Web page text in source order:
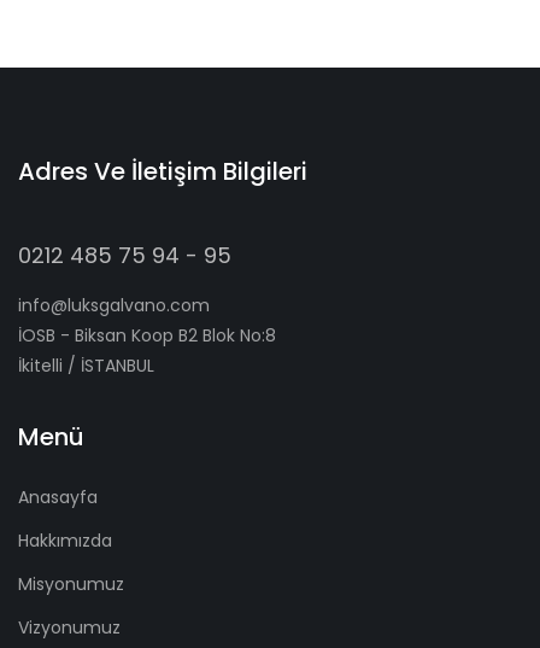
Adres Ve İletişim Bilgileri
0212 485 75 94 - 95
info@luksgalvano.com
İOSB - Biksan Koop B2 Blok No:8
İkitelli / İSTANBUL
Menü
Anasayfa
Hakkımızda
Misyonumuz
Vizyonumuz